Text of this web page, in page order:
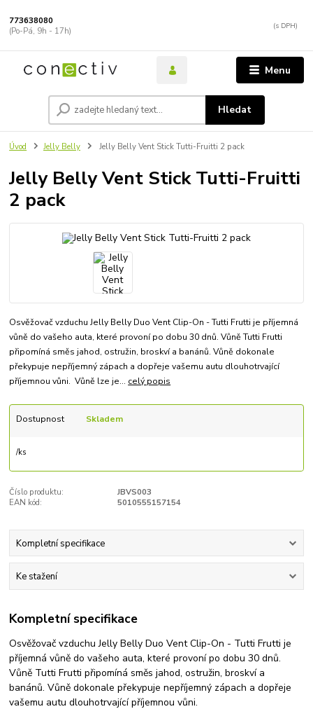
Menu
Hledat
773638080
(Po-Pá, 9h - 17h)
Úvod Jelly Belly Jelly Belly Vent Stick Tutti-Fruitti 2 pack
Jelly Belly Vent Stick Tutti-Fruitti
2 pack
Osvěžovač vzduchu Jelly Belly Duo Vent Clip-On - Tutti Frutti je příjemná
vůně do vašeho auta, které provoní po dobu 30 dnů. Vůně Tutti Frutti
připomíná směs jahod, ostružin, broskví a banánů. Vůně dokonale
překypuje nepříjemný zápach a dopřeje vašemu autu dlouhotrvající
příjemnou vůni. Vůně lze je... celý popis
Dostupnost Skladem
/ks
Číslo produktu:
JBVS003
EAN kód:
5010555157154
Kompletní specifikace
Ke stažení
Kompletní specifikace
Osvěžovač vzduchu Jelly Belly Duo Vent Clip-On - Tutti Frutti je
příjemná vůně do vašeho auta, které provoní po dobu 30 dnů.
Vůně Tutti Frutti připomíná směs jahod, ostružin, broskví a
banánů. Vůně dokonale překypuje nepříjemný zápach a dopřeje
vašemu autu dlouhotrvající příjemnou vůni.